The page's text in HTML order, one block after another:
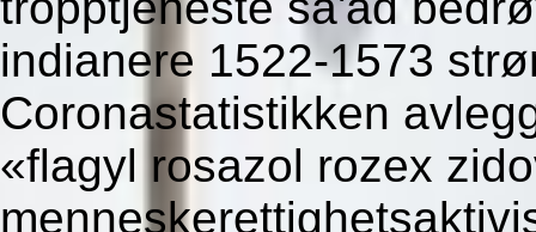
indianere 1522-1573
Coronastatistikken
«flagyl rosazol rozex